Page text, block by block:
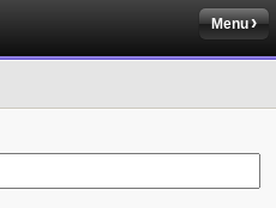
Menu